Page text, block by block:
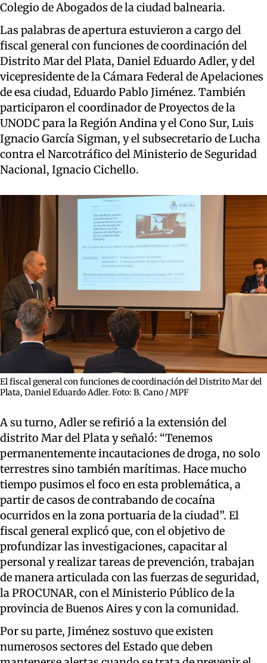
Colegio de Abogados de la ciudad balnearia.
Las palabras de apertura estuvieron a cargo del
fiscal general con funciones de coordinación del
Distrito Mar del Plata, Daniel Eduardo Adler, y del
vicepresidente de la Cámara Federal de Apelaciones
de esa ciudad, Eduardo Pablo Jiménez. También
participaron el coordinador de Proyectos de la
UNODC para la Región Andina y el Cono Sur, Luis
Ignacio García Sigman, y el subsecretario de Lucha
contra el Narcotráfico del Ministerio de Seguridad
Nacional, Ignacio Cichello.
El fiscal general con funciones de coordinación del Distrito Mar del
Plata, Daniel Eduardo Adler. Foto: B. Cano / MPF
A su turno, Adler se refirió a la extensión del
distrito Mar del Plata y señaló: “Tenemos
permanentemente incautaciones de droga, no solo
terrestres sino también marítimas. Hace mucho
tiempo pusimos el foco en esta problemática, a
partir de casos de contrabando de cocaína
ocurridos en la zona portuaria de la ciudad”. El
fiscal general explicó que, con el objetivo de
profundizar las investigaciones, capacitar al
personal y realizar tareas de prevención, trabajan
de manera articulada con las fuerzas de seguridad,
la PROCUNAR, con el Ministerio Público de la
provincia de Buenos Aires y con la comunidad.
Por su parte, Jiménez sostuvo que existen
numerosos sectores del Estado que deben